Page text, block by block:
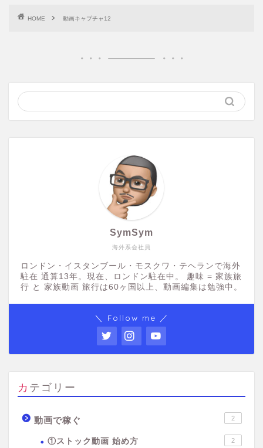
HOME 動画キャプチャ12
海外系会社員
SymSym
ロンドン・イスタンブール・モスクワ・テヘランで海外
駐在 通算13年。現在、ロンドン駐在中。 趣味 = 家族旅
行 と 家族動画 旅行は60ヶ国以上、動画編集は勉強中。
＼ Follow me ／
カテゴリー
動画で稼ぐ 2
①ストック動画 始め方 2